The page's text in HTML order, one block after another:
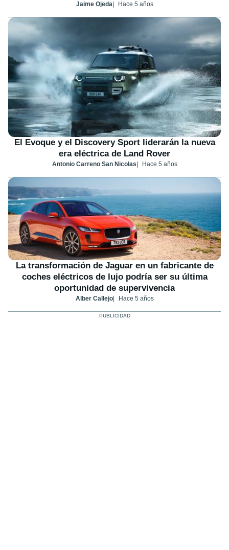
Jaime Ojeda Hace 5 años
El Evoque y el Discovery Sport liderarán la nueva
era eléctrica de Land Rover
Antonio Carreno San Nicolas Hace 5 años
La transformación de Jaguar en un fabricante de
coches eléctricos de lujo podría ser su última
oportunidad de supervivencia
Alber Callejo Hace 5 años